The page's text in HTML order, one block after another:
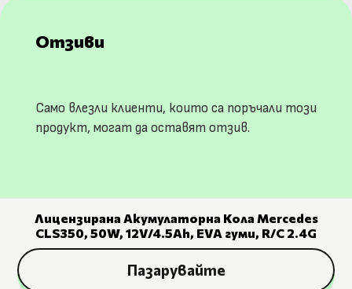
Отзиви
Само влезли клиенти, които са поръчали този
продукт, могат да оставят отзив.
Лицензирана Акумулаторна Кола Mercedes
CLS350, 50W, 12V/4.5Ah, EVA гуми, R/C 2.4G
Пазарувайте